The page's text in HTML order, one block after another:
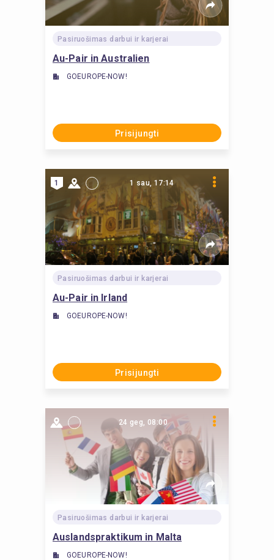
Pasiruošimas darbui ir karjerai
Au-Pair in Australien
GOEUROPE-NOW!
Prisijungti
1 1 sau, 17:14
Pasiruošimas darbui ir karjerai
Au-Pair in Irland
GOEUROPE-NOW!
Prisijungti
24 geg, 08:00
Pasiruošimas darbui ir karjerai
Auslandspraktikum in Malta
GOEUROPE-NOW!